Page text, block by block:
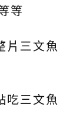
等
片三文魚
吃三文魚